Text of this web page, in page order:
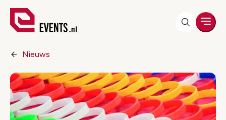
Nieuws